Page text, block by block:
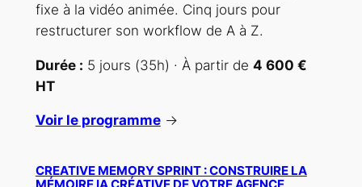
fixe à la vidéo animée. Cinq jours pour
restructurer son workflow de A à Z.
Durée : 5 jours (35h) · À partir de 4 600 €
HT
Voir le programme→
CREATIVE MEMORY SPRINT : CONSTRUIRE LA